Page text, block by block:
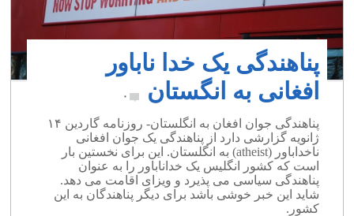
پناهندگی یک خدا ناباور
افغانی به انگستان
۰
پناهندگی جوان افغان به انگلستان- روزنامه گاردین ۱۴
ژانویه گزارشی دارد از پناهندگی یک جوان افغانی
ناخداباور (atheist) به انگلستان. این برای نخستین بار
است که کشور انگلیس یک خداناباور را به عنوان
پناهندگی سیاسی می پذیرد و ویزای اقامت می دهد.
شاید این خبر خوشی باشد برای دیگر پناهندگان به این
کشور.